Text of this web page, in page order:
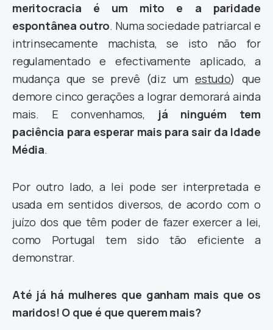
meritocracia é um mito e a paridade
espontânea outro. Numa sociedade patriarcal e
intrinsecamente machista, se isto não for
regulamentado e efectivamente aplicado, a
mudança que se prevê (diz umestudo) que
demore cinco gerações a lograr demorará ainda
mais. E convenhamos, já ninguém tem
paciência para esperar mais para sair da Idade
Média.
Por outro lado, a lei pode ser interpretada e
usada em sentidos diversos, de acordo com o
juízo dos que têm poder de fazer exercer a lei,
como Portugal tem sido tão eficiente a
demonstrar.
Até já há mulheres que ganham mais que os
maridos! O que é que querem mais?